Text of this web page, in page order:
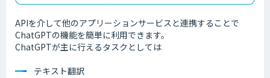
APIを介して他のアプリーションサービスと連携することで
ChatGPTの機能を簡単に利用できます。
ChatGPTが主に行えるタスクとしては
テキスト翻訳